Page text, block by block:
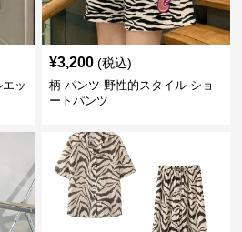
ッ
¥3,200 (税込)
柄 パンツ 野性的スタイル ショ
ートパンツ